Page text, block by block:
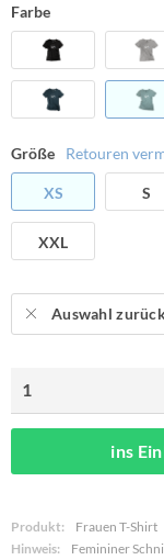
Farbe
Größe Retouren
XS S
XXL
Auswahl
ins
Produkt:
Frauen T-Shirt
Hinweis:
Femininer